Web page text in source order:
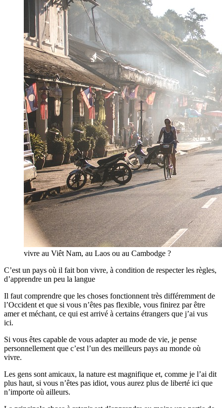
vivre au Viêt Nam, au Laos ou au Cambodge ?
C’est un pays où il fait bon vivre, à condition de respecter les règles,
d’apprendre un peu la langue
Il faut comprendre que les choses fonctionnent très différemment de
l’Occident et que si vous n’êtes pas flexible, vous finirez par être
amer et méchant, ce qui est arrivé à certains étrangers que j’ai vus
ici.
Si vous êtes capable de vous adapter au mode de vie, je pense
personnellement que c’est l’un des meilleurs pays au monde où
vivre.
Les gens sont amicaux, la nature est magnifique et, comme je l’ai dit
plus haut, si vous n’êtes pas idiot, vous aurez plus de liberté ici que
n’importe où ailleurs.